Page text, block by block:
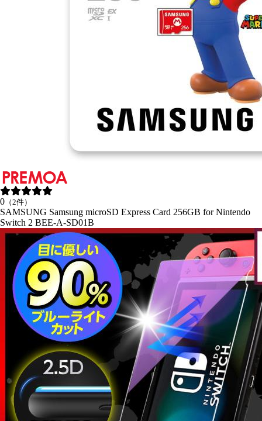
0 （2件）
SAMSUNG Samsung microSD Express Card 256GB for Nintendo
Switch 2 BEE-A-SD01B